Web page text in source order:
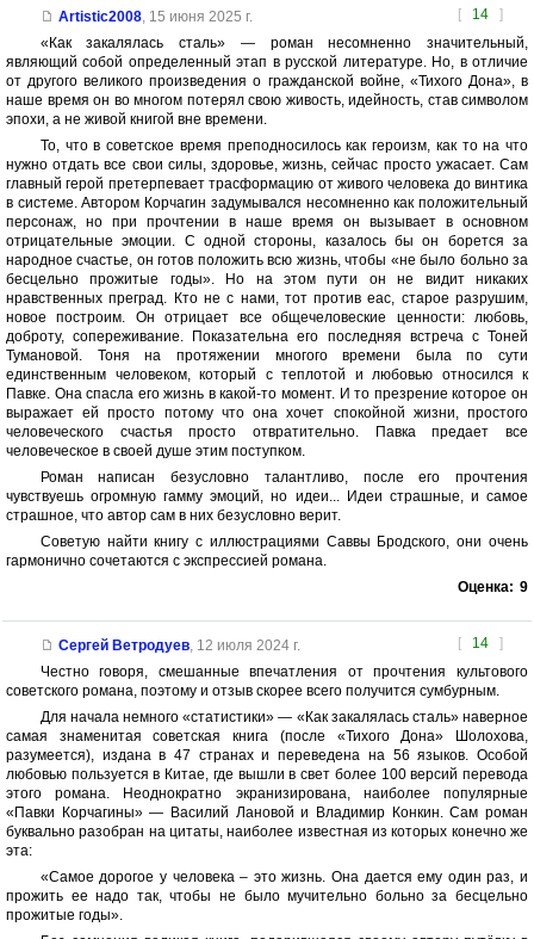
[ 14 ]
Artistic2008, 15 июня 2025 г.
«Как закалялась сталь» — роман несомненно значительный,
являющий собой определенный этап в русской литературе. Но, в отличие
от другого великого произведения о гражданской войне, «Тихого Дона», в
наше время он во многом потерял свою живость, идейность, став символом
эпохи, а не живой книгой вне времени.
То, что в советское время преподносилось как героизм, как то на что
нужно отдать все свои силы, здоровье, жизнь, сейчас просто ужасает. Сам
главный герой претерпевает трасформацию от живого человека до винтика
в системе. Автором Корчагин задумывался несомненно как положительный
персонаж, но при прочтении в наше время он вызывает в основном
отрицательные эмоции. С одной стороны, казалось бы он борется за
народное счастье, он готов положить всю жизнь, чтобы «не было больно за
бесцельно прожитые годы». Но на этом пути он не видит никаких
нравственных преград. Кто не с нами, тот против еас, старое разрушим,
новое построим. Он отрицает все общечеловеские ценности: любовь,
доброту, сопереживание. Показательна его последняя встреча с Тоней
Тумановой. Тоня на протяжении многого времени была по сути
единственным человеком, который с теплотой и любовью относился к
Павке. Она спасла его жизнь в какой-то момент. И то презрение которое он
выражает ей просто потому что она хочет спокойной жизни, простого
человеческого счастья просто отвратительно. Павка предает все
человеческое в своей душе этим поступком.
Роман написан безусловно талантливо, после его прочтения
чувствуешь огромную гамму эмоций, но идеи... Идеи страшные, и самое
страшное, что автор сам в них безусловно верит.
Советую найти книгу с иллюстрациями Саввы Бродского, они очень
гармонично сочетаются с экспрессией романа.
Оценка: 9
[ 14 ]
Сергей Ветродуев, 12 июля 2024 г.
Честно говоря, смешанные впечатления от прочтения культового
советского романа, поэтому и отзыв скорее всего получится сумбурным.
Для начала немного «статистики» — «Как закалялась сталь» наверное
самая знаменитая советская книга (после «Тихого Дона» Шолохова,
разумеется), издана в 47 странах и переведена на 56 языков. Особой
любовью пользуется в Китае, где вышли в свет более 100 версий перевода
этого романа. Неоднократно экранизирована, наиболее популярные
«Павки Корчагины» — Василий Лановой и Владимир Конкин. Сам роман
буквально разобран на цитаты, наиболее известная из которых конечно же
эта:
«Самое дорогое у человека – это жизнь. Она дается ему один раз, и
прожить ее надо так, чтобы не было мучительно больно за бесцельно
прожитые годы».